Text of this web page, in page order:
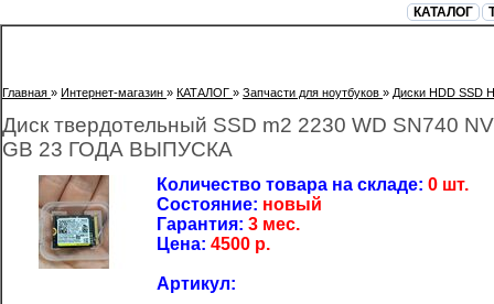
КАТАЛОГ
Главная » Интернет-магазин » КАТАЛОГ » Запчасти для ноутбуков » Диски HDD
Диск твердотельный SSD m2 2230 WD SN740
GB 23 ГОДА ВЫПУСКА
Количество товара на складе: 0 шт.
Состояние: новый
Гарантия: 3 мес.
Цена: 4500 р.
Артикул: